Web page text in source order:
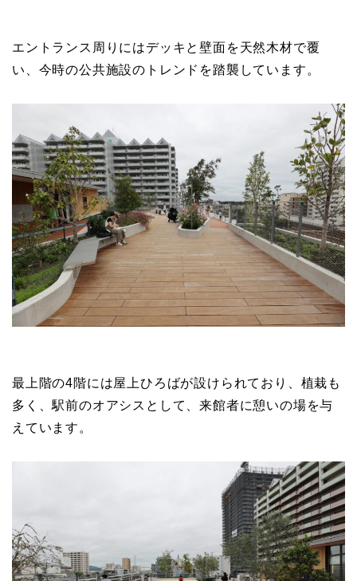
エントランス周りにはデッキと壁面を天然木材で覆
い、今時の公共施設のトレンドを踏襲しています。
最上階の4階には屋上ひろばが設けられており、植栽も
多く、駅前のオアシスとして、来館者に憩いの場を与
えています。